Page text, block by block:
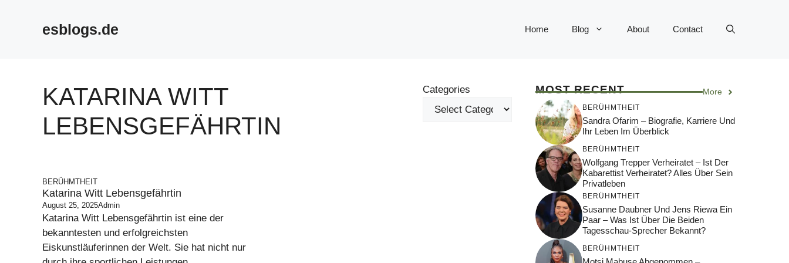
esblogs.de Home Blog About Contact
KATARINA WITT
LEBENSGEFÄHRTIN
Categories
BERÜHMTHEIT
Katarina Witt Lebensgefährtin
August 25, 2025Admin
Katarina Witt Lebensgefährtin ist eine der
bekanntesten und erfolgreichsten
Eiskunstläuferinnen der Welt. Sie hat nicht nur
MOST RECENT More
BERÜHMTHEIT
Sandra Ofarim – Biografie, Karriere Und
Ihr Leben Im Überblick
BERÜHMTHEIT
Wolfgang Trepper Verheiratet – Ist Der
Kabarettist Verheiratet? Alles Über Sein
Privatleben
BERÜHMTHEIT
Susanne Daubner Und Jens Riewa Ein
Paar – Was Ist Über Die Beiden
Tagesschau-Sprecher Bekannt?
BERÜHMTHEIT